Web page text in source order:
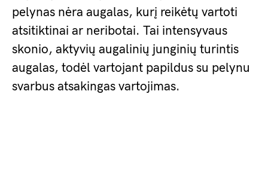
pelynas nėra augalas, kurį reikėtų vartoti
atsitiktinai ar neribotai. Tai intensyvaus
skonio, aktyvių augalinių junginių turintis
augalas, todėl vartojant papildus su pelynu
svarbus atsakingas vartojimas.